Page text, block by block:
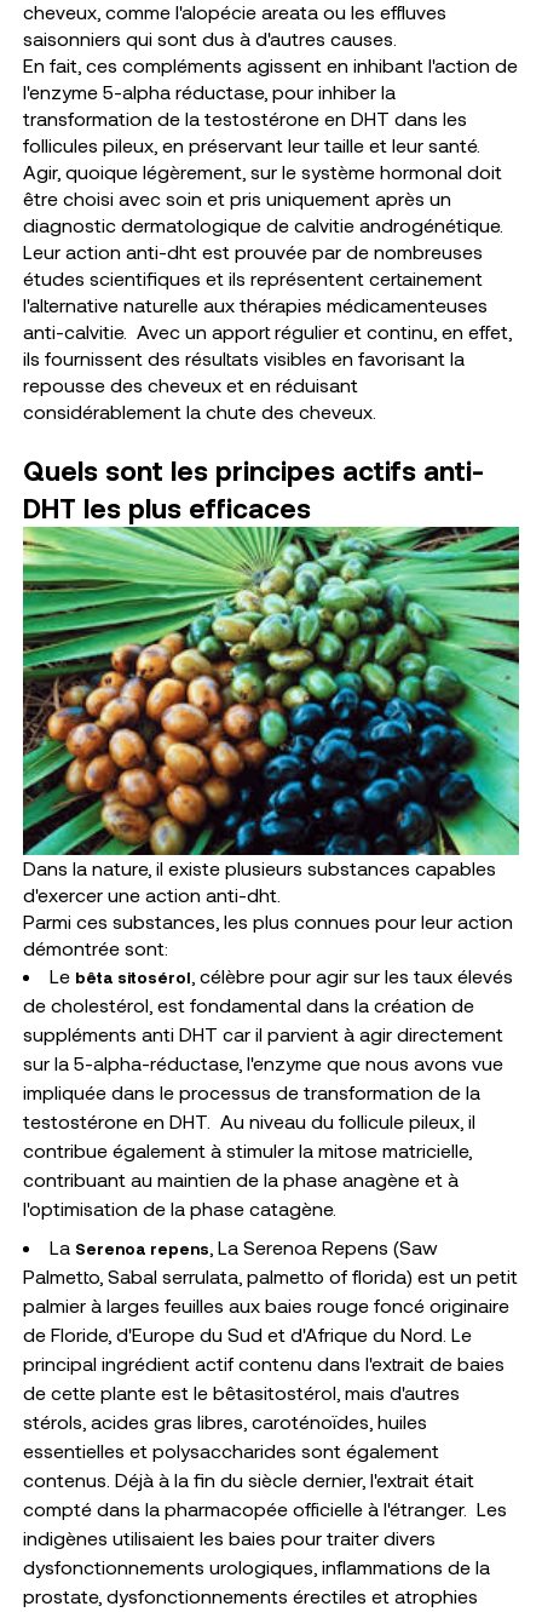
cheveux, comme l'alopécie areata ou les effluves
saisonniers qui sont dus à d'autres causes.
En fait, ces compléments agissent en inhibant l'action de
l'enzyme 5-alpha réductase, pour inhiber la
transformation de la testostérone en DHT dans les
follicules pileux, en préservant leur taille et leur santé.
Agir, quoique légèrement, sur le système hormonal doit
être choisi avec soin et pris uniquement après un
diagnostic dermatologique de calvitie androgénétique.
Leur action anti-dht est prouvée par de nombreuses
études scientifiques et ils représentent certainement
l'alternative naturelle aux thérapies médicamenteuses
anti-calvitie. Avec un apport régulier et continu, en effet,
ils fournissent des résultats visibles en favorisant la
repousse des cheveux et en réduisant
considérablement la chute des cheveux.
Quels sont les principes actifs anti-
DHT les plus efficaces
Dans la nature, il existe plusieurs substances capables
d'exercer une action anti-dht.
Parmi ces substances, les plus connues pour leur action
démontrée sont:
Le bêta sitosérol , célèbre pour agir sur les taux élevés
de cholestérol, est fondamental dans la création de
suppléments anti DHT car il parvient à agir directement
sur la 5-alpha-réductase, l'enzyme que nous avons vue
impliquée dans le processus de transformation de la
testostérone en DHT. Au niveau du follicule pileux, il
contribue également à stimuler la mitose matricielle,
contribuant au maintien de la phase anagène et à
l'optimisation de la phase catagène.
La Serenoa repens , La Serenoa Repens (Saw
Palmetto, Sabal serrulata, palmetto of florida) est un petit
palmier à larges feuilles aux baies rouge foncé originaire
de Floride, d'Europe du Sud et d'Afrique du Nord. Le
principal ingrédient actif contenu dans l'extrait de baies
de cette plante est le bêtasitostérol, mais d'autres
stérols, acides gras libres, caroténoïdes, huiles
essentielles et polysaccharides sont également
contenus. Déjà à la fin du siècle dernier, l'extrait était
compté dans la pharmacopée officielle à l'étranger. Les
indigènes utilisaient les baies pour traiter divers
dysfonctionnements urologiques, inflammations de la
prostate, dysfonctionnements érectiles et atrophies